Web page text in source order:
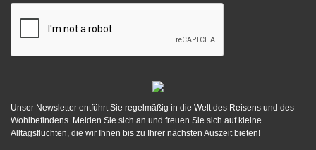
Unser Newsletter entführt Sie regelmäßig in die Welt des Reisens und des
Wohlbefindens. Melden Sie sich an und freuen Sie sich auf kleine
Alltagsfluchten, die wir Ihnen bis zu Ihrer nächsten Auszeit bieten!